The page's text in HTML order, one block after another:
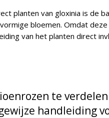
planten van gloxinia is de
bloemen. Omdat
van het planten direct
te
handleiding